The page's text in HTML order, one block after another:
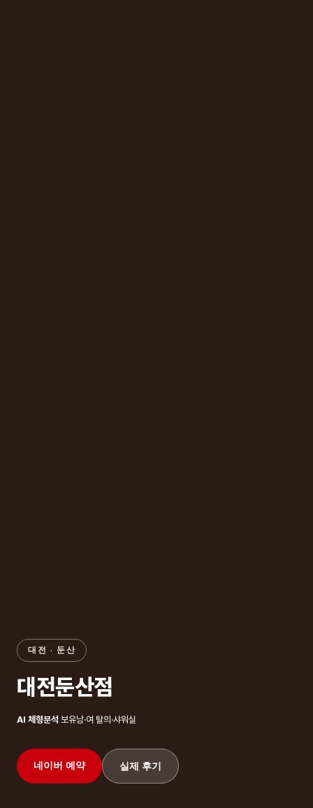
대전 · 둔산
대전둔산점
AI 체형분석 보유남·여 탈의·샤워실
네이버 예약 실제 후기